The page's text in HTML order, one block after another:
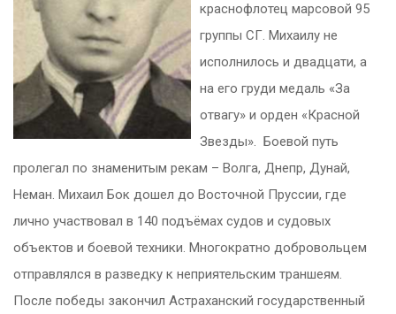
краснофлотец марсовой 95
группы СГ. Михаилу не
исполнилось и двадцати, а
на его груди медаль «За
отвагу» и орден «Красной
Звезды». Боевой путь
пролегал по знаменитым рекам – Волга, Днепр, Дунай,
Неман. Михаил Бок дошел до Восточной Пруссии, где
лично участвовал в 140 подъёмах судов и судовых
объектов и боевой техники. Многократно добровольцем
отправлялся в разведку к неприятельским траншеям.
После победы закончил Астраханский государственный